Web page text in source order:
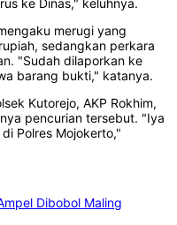
ke Dinas," keluhnya.
merugi yang
sedangkan perkara
"Sudah dilaporkan ke
barang bukti," katanya.
Kutorejo, AKP Rokhim,
pencurian tersebut. "Iya
Polres Mojokerto,"
Dibobol Maling